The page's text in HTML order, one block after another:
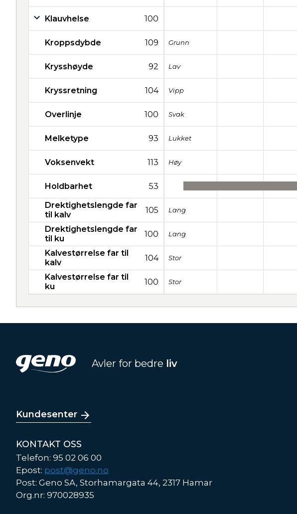
Klauvhelse 100
Kroppsdybde 109 Grunn
Krysshøyde 92 Lav
Kryssretning 104 Vipp
Overlinje 100 Svak
Melketype 93 Lukket
Voksenvekt 113 Høy
Holdbarhet 53
Drektighetslengde far
til kalv
105 Lang
Drektighetslengde far
til ku
100 Lang
Kalvestørrelse far til
kalv
104 Stor
Kalvestørrelse far til
ku
100 Stor
Avler for bedre liv
Kundesenter
KONTAKT OSS
Telefon: 95 02 06 00
Epost: post@geno.no
Post: Geno SA, Storhamargata 44, 2317 Hamar
Org.nr: 970028935